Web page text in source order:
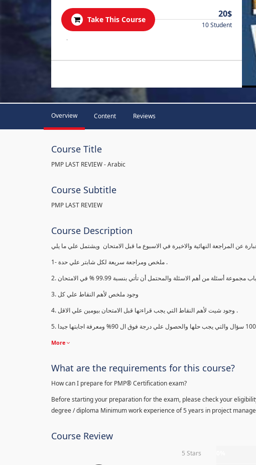
Take This Course
20$
10 Student
.
Overview Content Reviews
Course Title
PMP LAST REVIEW - Arabic
Course Subtitle
PMP LAST REVIEW
Course Description
1- ملخص ومراجعة سريعة لكل شابتر علي حدة .
3. وجود ملخص لأهم النقاط علي كل
4. وجود شيت لأهم النقاط التي يجب قراءتها قبل الامتحان بيومين علي الاقل .
More
What are the requirements for this course?
How can I prepare for PMP® Certification exam?
Before starting your preparation for the exam, please check your
degree / diploma Minimum work experience of 5 years in project
Course Review
5 Stars